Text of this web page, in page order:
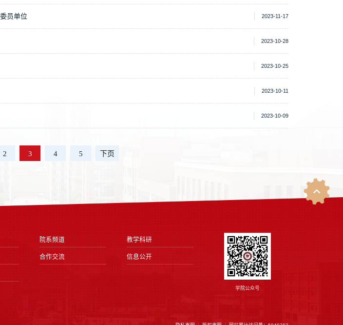
员单位 2023-11-17
2023-10-28
2023-10-25
2023-10-11
2023-10-09
2 3 4 5 下页
院系频道 教学科研
合作交流 信息公开
学院公众号